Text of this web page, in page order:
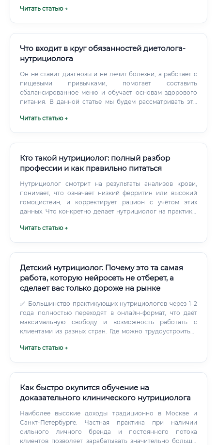
о питании (как диетолог), понимание биохимических
жизни клиента.
Читать статью →
Что входит в круг обязанностей диетолога-
нутрициолога
Он не ставит диагнозы и не лечит болезни, а работает с
пищевыми привычками, помогает составить
сбалансированное меню и обучает основам здорового
питания. В данной статье мы будем рассматривать эти
подразумевая специалиста по питанию в широком
зависит от места работы и квалификации.
Читать статью →
Кто такой нутрициолог: полный разбор
профессии и как правильно питаться
Нутрициолог смотрит на результаты анализов крови,
понимает, что означает низкий ферритин или высокий
гомоцистеин, и корректирует рацион с учётом этих
данных. Что конкретно делает нутрициолог на практике:
пищевой анамнез ✅ Анализирует дневник питания
углеводов, микроэлементов ✅ Помогает
скорректировать пищевое поведение ✅ Рекомендует
нутрицевтики и БАДы (в пределах своей компетенции) ✅
Ведёт клиента в динамике, отслеживает результат ✅
Разрабатывает образовательные программы и курсы по
питанию ✅ Пишет статьи, ведёт блог, выступает
экспертом в медиа Отдельная и очень важная часть
работы — просветительская. Нутрициолог объясняет
смысле слова.
Читать статью →
Детский нутрициолог. Почему это та самая
работа, которую нейросеть не отберет, а
сделает вас только дороже на рынке
✅ Большинство практикующих нутрициологов через 1–2
года полностью переходят в онлайн-формат, что даёт
максимальную свободу и возможность работать с
клиентами из разных стран. Где можно трудоустроиться
шире, чем кажется на первый взгляд.
Читать статью →
Как быстро окупится обучение на
доказательного клинического нутрициолога
Наиболее высокие доходы традиционно в Москве и
Санкт-Петербурге. Частная практика при наличии
сильного личного бренда и постоянного потока
клиентов позволяет зарабатывать значительно больше,